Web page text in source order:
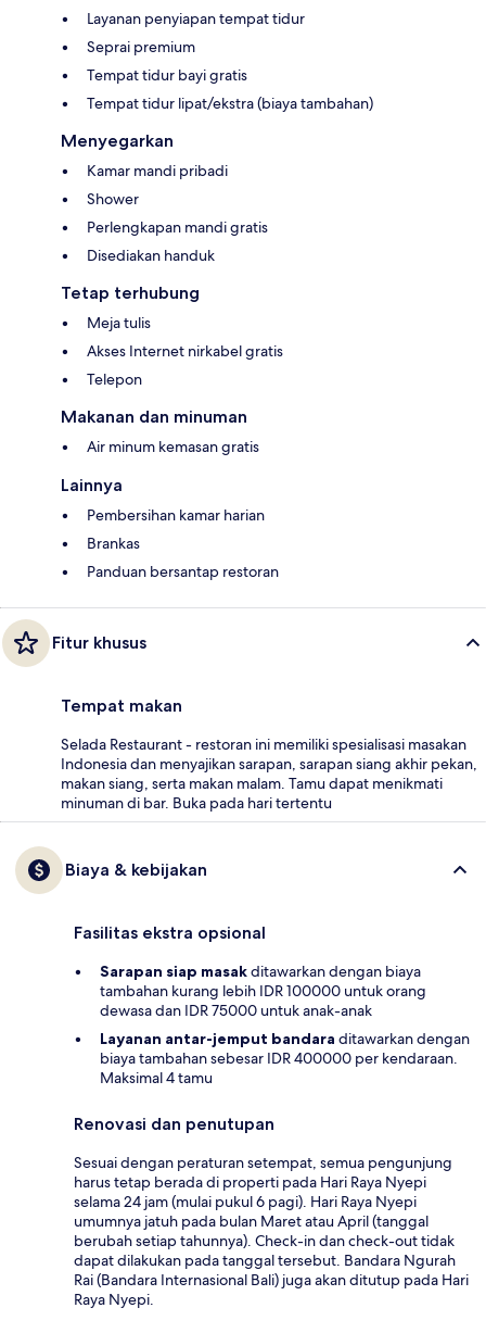
Layanan penyiapan tempat tidur
Seprai premium
Tempat tidur bayi gratis
Tempat tidur lipat/ekstra (biaya tambahan)
Menyegarkan
Kamar mandi pribadi
Shower
Perlengkapan mandi gratis
Disediakan handuk
Tetap terhubung
Meja tulis
Akses Internet nirkabel gratis
Telepon
Makanan dan minuman
Air minum kemasan gratis
Lainnya
Pembersihan kamar harian
Brankas
Panduan bersantap restoran
Fitur khusus
Tempat makan
Selada Restaurant - restoran ini memiliki spesialisasi masakan
Indonesia dan menyajikan sarapan, sarapan siang akhir pekan,
makan siang, serta makan malam. Tamu dapat menikmati
minuman di bar. Buka pada hari tertentu
Biaya & kebijakan
Fasilitas ekstra opsional
Sarapan siap masakditawarkan dengan biaya
tambahan kurang lebih IDR 100000 untuk orang
dewasa dan IDR 75000 untuk anak-anak
Layanan antar-jemput bandara ditawarkan dengan
biaya tambahan sebesar IDR 400000 per kendaraan.
Maksimal 4 tamu
Renovasi dan penutupan
Sesuai dengan peraturan setempat, semua pengunjung
harus tetap berada di properti pada Hari Raya Nyepi
selama 24 jam (mulai pukul 6 pagi). Hari Raya Nyepi
umumnya jatuh pada bulan Maret atau April (tanggal
berubah setiap tahunnya). Check-in dan check-out tidak
dapat dilakukan pada tanggal tersebut. Bandara Ngurah
Rai (Bandara Internasional Bali) juga akan ditutup pada Hari
Raya Nyepi.